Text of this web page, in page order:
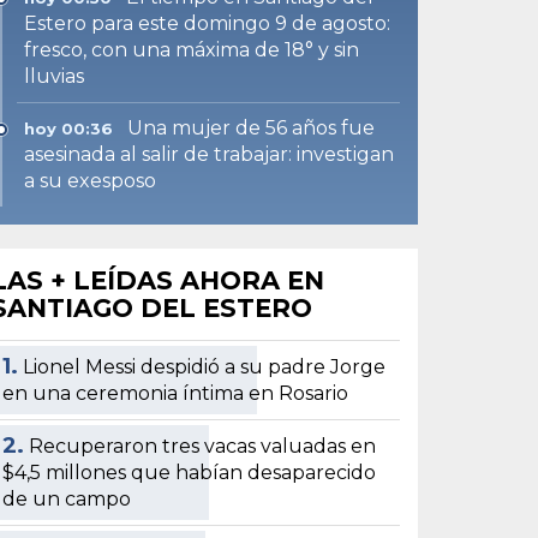
Estero para este domingo 9 de agosto:
fresco, con una máxima de 18° y sin
lluvias
hoy 00:36
Una mujer de 56 años fue
asesinada al salir de trabajar: investigan
a su exesposo
+ LEÍDAS AHORA EN
DEL ESTERO
1. Lionel Messi despidió a su padre Jorge
en una ceremonia íntima en Rosario
2. Recuperaron tres vacas valuadas en
$4,5 millones que habían desaparecido
de un campo